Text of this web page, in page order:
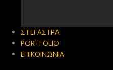
ΣΤΕΓΑΣΤΡΑ
PORTFOLIO
ΕΠΙΚΟΙΝΩΝΙΑ